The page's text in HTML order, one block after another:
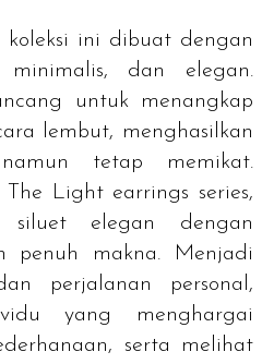
koleksi ini dibuat dengan
minimalis, dan elegan.
untuk menangkap
lembut, menghasilkan
namun tetap memikat.
The Light earrings series,
siluet elegan dengan
penuh makna. Menjadi
perjalanan personal,
yang menghargai
serta melihat